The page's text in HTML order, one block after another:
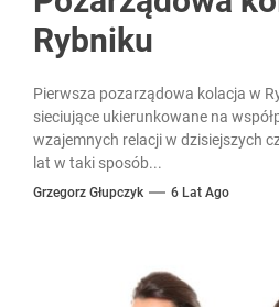
Rybniku
Pierwsza pozarządowa kolacja w
sieciujące ukierunkowane na
wzajemnych relacji w dzisiejszych
lat w taki sposób...
Grzegorz Głupczyk 6 Lat Ago